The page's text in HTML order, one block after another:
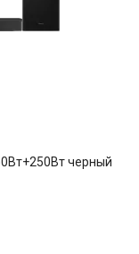
черный